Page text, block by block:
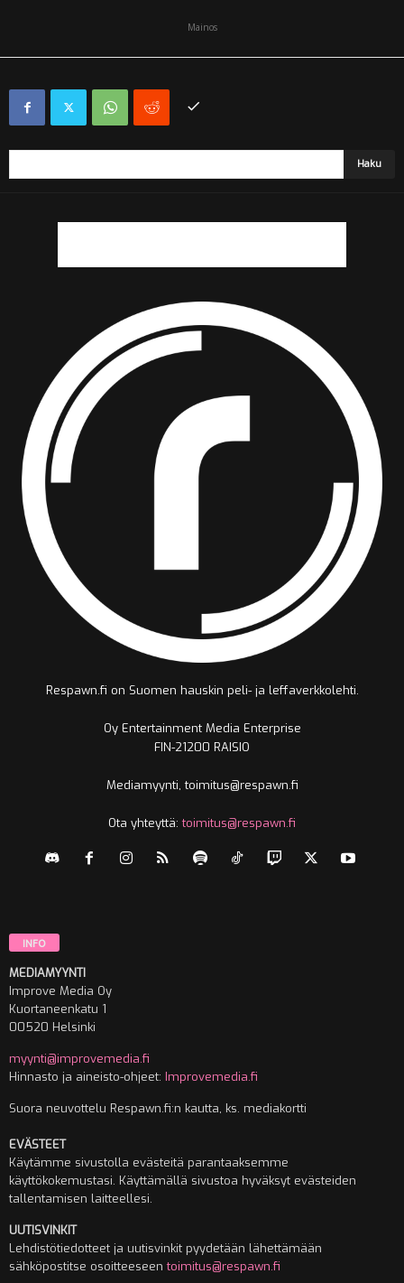
Mainos
Respawn.fi on Suomen hauskin peli- ja leffaverkkolehti.
Oy Entertainment Media Enterprise
FIN-21200 RAISIO
Mediamyynti, toimitus@respawn.fi
Ota yhteyttä:toimitus@respawn.fi
INFO
MEDIAMYYNTI
Improve Media Oy
Kuortaneenkatu 1
00520 Helsinki
myynti@improvemedia.fi
Hinnasto ja aineisto-ohjeet: Improvemedia.fi
Suora neuvottelu Respawn.fi:n kautta, ks. mediakortti
EVÄSTEET
Käytämme sivustolla evästeitä parantaaksemme
käyttökokemustasi. Käyttämällä sivustoa hyväksyt evästeiden
tallentamisen laitteellesi.
UUTISVINKIT
Lehdistötiedotteet ja uutisvinkit pyydetään lähettämään
sähköpostitse osoitteeseentoimitus@respawn.fi